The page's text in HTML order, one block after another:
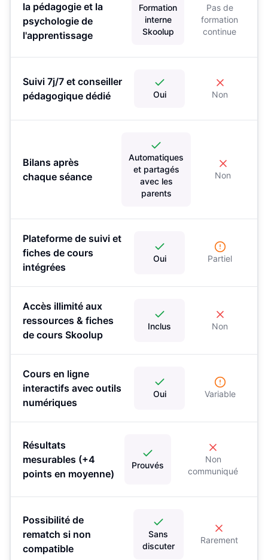
la pédagogie et la
psychologie de
l'apprentissage
Formation
interne
Skoolup
Pas de
formation
continue
Suivi 7j/7 et conseiller
pédagogique dédié
Oui Non
Bilans après
chaque séance
Automatiques
et partagés
avec les
parents
Non
Plateforme de suivi et
fiches de cours
intégrées
Oui Partiel
Accès illimité aux
ressources & fiches
de cours Skoolup
Inclus Non
Cours en ligne
interactifs avec outils
numériques
Oui Variable
Résultats
mesurables (+4
points en moyenne)
Prouvés
Non
communiqué
Possibilité de
rematch si non
compatible
Sans
discuter
Rarement